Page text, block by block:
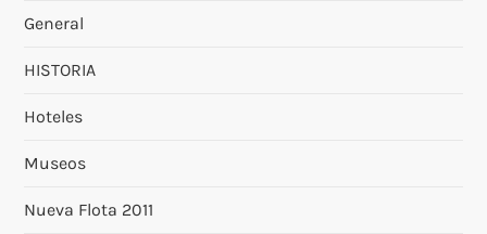
General
HISTORIA
Hoteles
Museos
Nueva Flota 2011